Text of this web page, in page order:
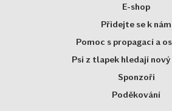
E-shop
Přidejte se k nám
Pomoc s propagací a
Psi z tlapek hledají
Sponzoři
Poděkování